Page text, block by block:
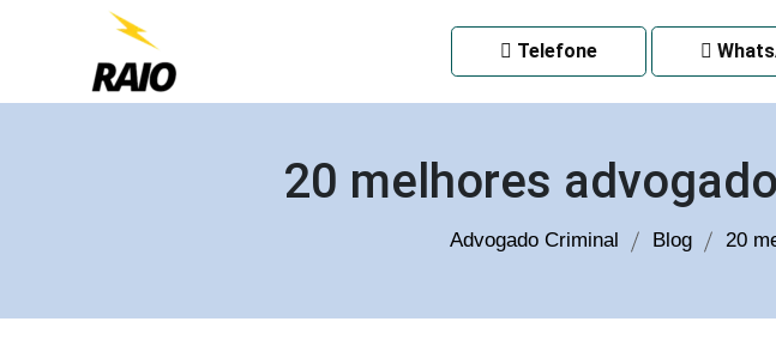
Telefone
20 melhores
Advogado Criminal Blog 20